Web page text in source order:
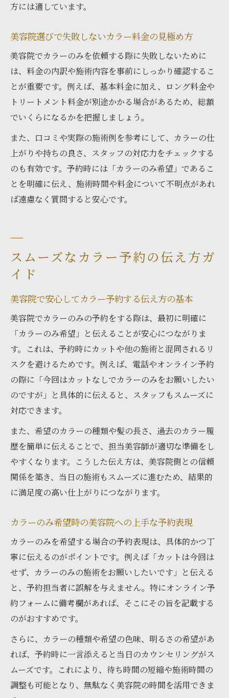
方には適しています。
美容院選びで失敗しないカラー料金の見極め方
美容院でカラーのみを依頼する際に失敗しないために
は、料金の内訳や施術内容を事前にしっかり確認するこ
とが重要です。例えば、基本料金に加え、ロング料金や
トリートメント料金が別途かかる場合があるため、総額
でいくらになるかを把握しましょう。
また、口コミや実際の施術例を参考にして、カラーの仕
上がりや持ちの良さ、スタッフの対応力をチェックする
のも有効です。予約時には「カラーのみ希望」であるこ
とを明確に伝え、施術時間や料金について不明点があれ
ば遠慮なく質問すると安心です。
スムーズなカラー予約の伝え方ガ
イド
美容院で安心してカラー予約する伝え方の基本
美容院でカラーのみの予約をする際は、最初に明確に
「カラーのみ希望」と伝えることが安心につながりま
す。これは、予約時にカットや他の施術と混同されるリ
スクを避けるためです。例えば、電話やオンライン予約
の際に「今回はカットなしでカラーのみをお願いしたい
のですが」と具体的に伝えると、スタッフもスムーズに
対応できます。
また、希望のカラーの種類や髪の長さ、過去のカラー履
歴を簡単に伝えることで、担当美容師が適切な準備をし
やすくなります。こうした伝え方は、美容院側との信頼
関係を築き、当日の施術もスムーズに進むため、結果的
に満足度の高い仕上がりにつながります。
カラーのみ希望時の美容院への上手な予約表現
カラーのみを希望する場合の予約表現は、具体的かつ丁
寧に伝えるのがポイントです。例えば「カットは今回は
せず、カラーのみの施術をお願いしたいです」と伝える
と、予約担当者に誤解を与えません。特にオンライン予
約フォームに備考欄があれば、そこにその旨を記載する
のがおすすめです。
さらに、カラーの種類や希望の色味、明るさの希望があ
れば、予約時に一言添えると当日のカウンセリングがス
ムーズです。これにより、待ち時間の短縮や施術時間の
調整も可能となり、無駄なく美容院の時間を活用できま